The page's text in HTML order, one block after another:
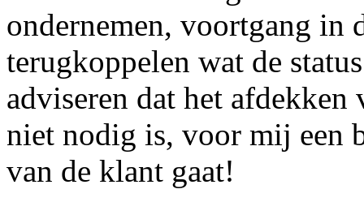
ondernemen, voortgang in
terugkoppelen wat de
adviseren dat het
niet nodig is, voor mij een
van de klant gaat!